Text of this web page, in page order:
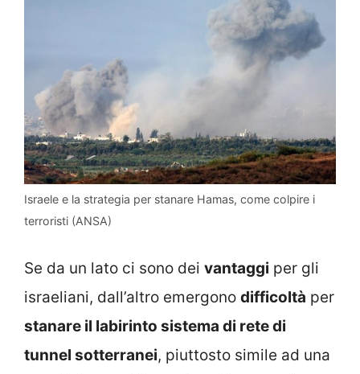
Israele e la strategia per stanare Hamas, come colpire i
terroristi (ANSA)
Se da un lato ci sono dei vantaggi per gli
israeliani, dall’altro emergono difficoltà per
stanare il labirinto sistema di rete di
tunnel sotterranei, piuttosto simile ad una